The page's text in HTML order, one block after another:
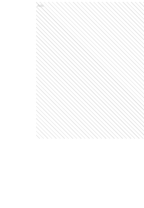
Ads